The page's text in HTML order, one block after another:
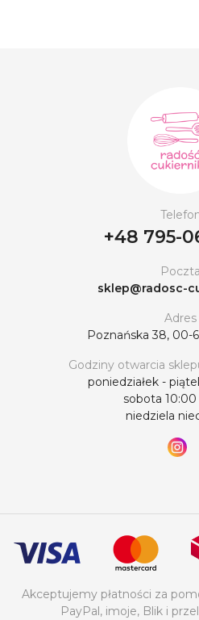
+48 795-
Poczta
sklep@radosc-
Adres
Poznańska 38, 00-
Godziny otwarcia
poniedziałek -
sobota 10:00
niedziela
Akceptujemy płatności za
PayPal, imoje, Blik i